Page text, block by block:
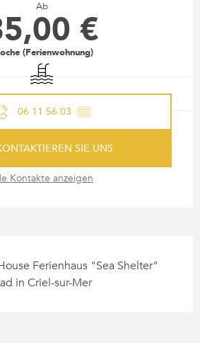
Ab
€
(Ferienwohnung)
Schwimmbad
06 11 56 03 ▒▒
SIE UNS
Kontakte anzeigen
Ferienhaus "Sea Shelter"
in Criel-sur-Mer